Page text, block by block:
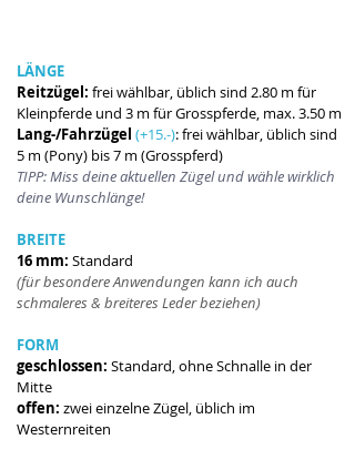
LÄNGE
Reitzügel: frei wählbar, üblich sind 2.80 m für
Kleinpferde und 3 m für Grosspferde, max. 3.50 m
Lang-/Fahrzügel (+15.-): frei wählbar, üblich sind
5 m (Pony) bis 7 m (Grosspferd)
TIPP: Miss deine aktuellen Zügel und wähle wirklich
deine Wunschlänge!
BREITE
16 mm: Standard
(für besondere Anwendungen kann ich auch
schmaleres & breiteres Leder beziehen)
FORM
geschlossen: Standard, ohne Schnalle in der
Mitte
offen: zwei einzelne Zügel, üblich im
Westernreiten